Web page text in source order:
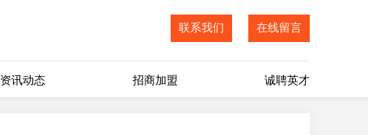
联系我们 在线留言
资讯动态 招商加盟 诚聘英才